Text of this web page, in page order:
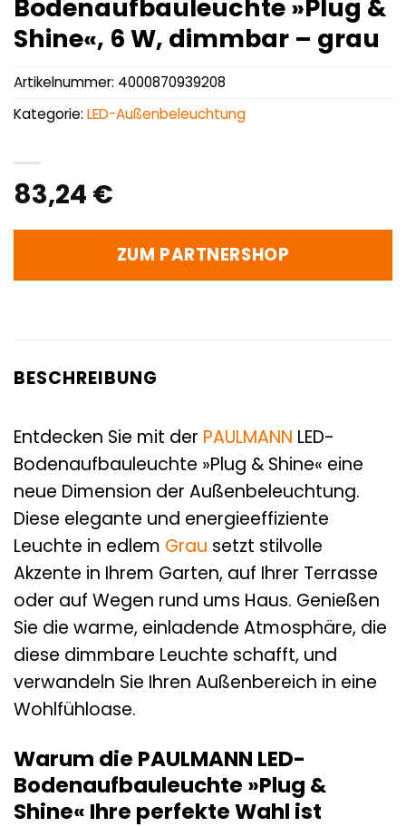
Bodenaufbauleuchte »Plug &
Shine«, 6 W, dimmbar – grau
83,24 €
ZUM PARTNERSHOP
Artikelnummer: 4000870939208
Kategorie: LED-Außenbeleuchtung
BESCHREIBUNG
Entdecken Sie mit der PAULMANN LED-
Bodenaufbauleuchte »Plug & Shine« eine
neue Dimension der Außenbeleuchtung.
Diese elegante und energieeffiziente
Leuchte in edlem Grau setzt stilvolle
Akzente in Ihrem Garten, auf Ihrer Terrasse
oder auf Wegen rund ums Haus. Genießen
Sie die warme, einladende Atmosphäre, die
diese dimmbare Leuchte schafft, und
verwandeln Sie Ihren Außenbereich in eine
Wohlfühloase.
Warum die PAULMANN LED-
Bodenaufbauleuchte »Plug &
Shine« Ihre perfekte Wahl ist